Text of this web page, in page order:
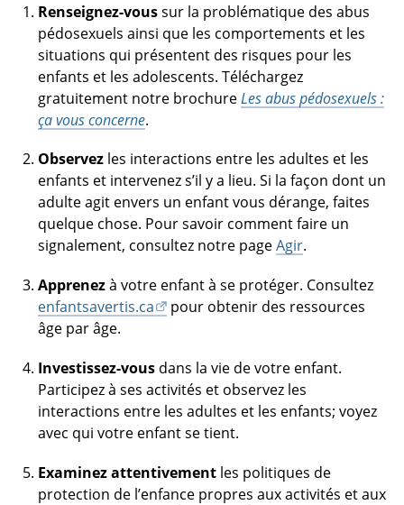
Renseignez-voussur la problématique des abus
pédosexuels ainsi que les comportements et les
situations qui présentent des risques pour les
enfants et les adolescents. Téléchargez
gratuitement notre brochureLes abus pédosexuels :
ça vous concerne.
Observezles interactions entre les adultes et les
enfants et intervenez s’il y a lieu. Si la façon dont un
adulte agit envers un enfant vous dérange, faites
quelque chose. Pour savoir comment faire un
signalement, consultez notre pageAgir.
Apprenezà votre enfant à se protéger. Consultez
enfantsavertis.ca
pour obtenir des ressources
âge par âge.
Investissez-vousdans la vie de votre enfant.
Participez à ses activités et observez les
interactions entre les adultes et les enfants; voyez
avec qui votre enfant se tient.
Examinez attentivementles politiques de
protection de l’enfance propres aux activités et aux